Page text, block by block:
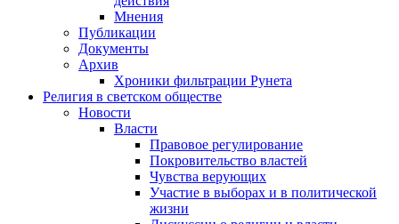
Мнения
Публикации
Документы
Архив
Хроники фильтрации Рунета
Религия в светском обществе
Новости
Власти
Правовое регулирование
Покровительство властей
Чувства верующих
Участие в выборах и в политической
жизни